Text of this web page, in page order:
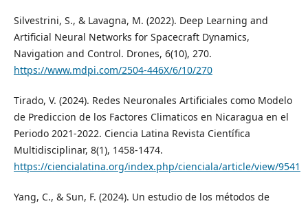
Silvestrini, S., & Lavagna, M. (2022). Deep Learning and
Artificial Neural Networks for Spacecraft Dynamics,
Navigation and Control. Drones, 6(10), 270.
https://www.mdpi.com/2504-446X/6/10/270
Tirado, V. (2024). Redes Neuronales Artificiales como Modelo
de Prediccion de los Factores Climaticos en Nicaragua en el
Periodo 2021-2022. Ciencia Latina Revista Científica
Multidisciplinar, 8(1), 1458-1474.
https://ciencialatina.org/index.php/cienciala/article/view/9541
Yang, C., & Sun, F. (2024). Un estudio de los métodos de